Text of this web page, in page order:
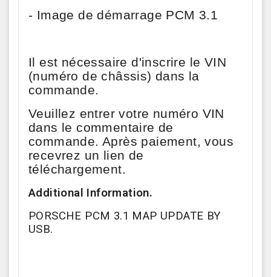
- Image de démarrage PCM 3.1
Il est nécessaire d'inscrire le VIN
(numéro de châssis) dans la
commande.
Veuillez entrer votre numéro VIN
dans le commentaire de
commande. Après paiement, vous
recevrez un lien de
téléchargement.
Additional Information.
PORSCHE PCM 3.1 MAP UPDATE BY
USB.